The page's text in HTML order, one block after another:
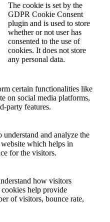
The cookie is set by the
GDPR Cookie Consent
plugin and is used to store
whether or not user has
consented to the use of
cookies. It does not store
any personal data.
certain functionalities like
on social media platforms,
party features.
understand and analyze the
which helps in
for the visitors.
how visitors
help provide
of visitors, bounce rate,